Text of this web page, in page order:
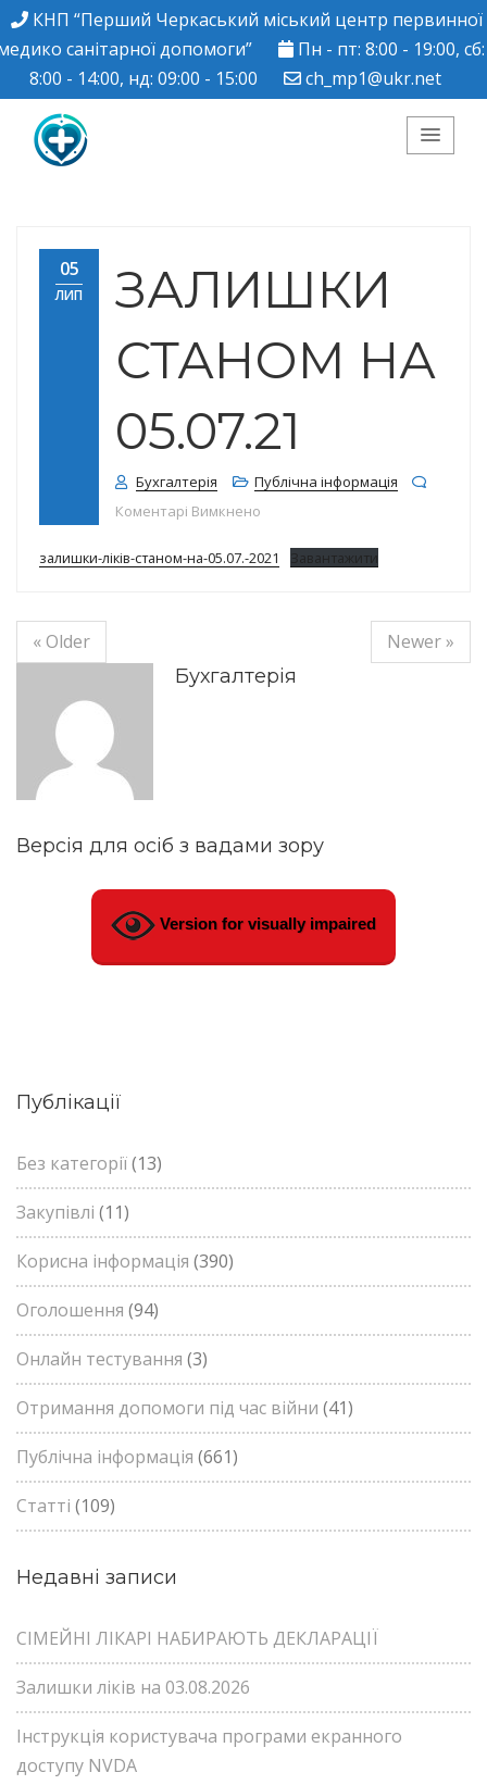
КНП “Перший Черкаський міський центр первинної
санітарної допомоги”
Пн - пт: 8:00 - 19:00, сб:
8:00 - 14:00, нд: 09:00 - 15:00
ch_mp1@ukr.net
Черкаський міський
центр ПМСД"
05
ЛИП
ЗАЛИШКИ
СТАНОМ НА
05.07.21
Бухгалтерія
Публічна інформація
Коментарі Вимкнено
залишки-ліків-станом-на-05.07.-2021 Завантажити
« Older
Newer »
Бухгалтерія
Версія для осіб з вадами зору
Version for visually impaired
Публікації
Без категорії(13)
Закупівлі (11)
Корисна інформація (390)
Оголошення (94)
Онлайн тестування (3)
Отримання допомоги під час війни (41)
Публічна інформація (661)
Статті (109)
Недавні записи
СІМЕЙНІ ЛІКАРІ НАБИРАЮТЬ ДЕКЛАРАЦІЇ
Залишки ліків на 03.08.2026
Інструкція користувача програми екранного
доступу NVDA